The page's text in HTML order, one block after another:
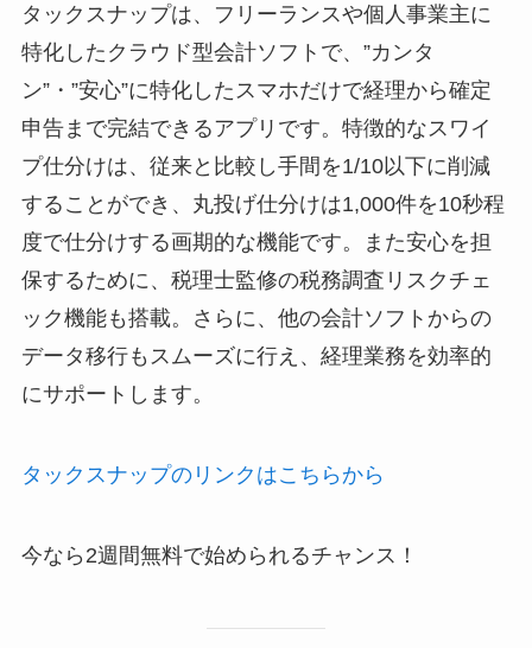
タックスナップは、フリーランスや個人事業主に
特化したクラウド型会計ソフトで、”カンタ
ン”・”安心”に特化したスマホだけで経理から確定
申告まで完結できるアプリです。特徴的なスワイ
プ仕分けは、従来と比較し手間を1/10以下に削減
することができ、丸投げ仕分けは1,000件を10秒程
度で仕分けする画期的な機能です。また安心を担
保するために、税理士監修の税務調査リスクチェ
ック機能も搭載。さらに、他の会計ソフトからの
データ移行もスムーズに行え、経理業務を効率的
にサポートします。
タックスナップのリンクはこちらから
今なら2週間無料で始められるチャンス！